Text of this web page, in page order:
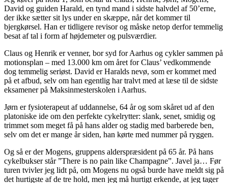
David og guiden Harald, en tynd mand i sidste halvdel af 50’erne,
der ikke sætter sit lys under en skæppe, når det kommer til
bjergkørsel. Han er tidligere revisor og måske netop derfor temmelig
besat af tal i form af højdemeter og pulsværdier.
Claus og Henrik er venner, bor syd for Aarhus og cykler sammen på
motionsplan – med 13.000 km om året for Claus’ vedkommende
dog temmelig seriøst. David er Haralds nevø, som er kommet med
på et afbud, selv om han egentlig har tralvt med at læse til de sidste
eksamener på Maksinmesterskolen i Aarhus.
Jørn er fysioterapeut af uddannelse, 64 år og som skåret ud af den
platoniske ide om den perfekte cykelrytter: slank, senet, smidig og
trimmet som meget få på hans alder og stadig med barberede ben,
selv om det er mange år siden, han kørte med nummer på ryggen.
Og så er der Mogens, gruppens alderspræsident på 65 år. På hans
cykelbukser står ”There is no pain like Champagne”. Javel ja… Før
turen tvivler jeg lidt på, om Mogens nu også burde have meldt sig på
det hurtigste af de tre hold, men jeg må hurtigt erkende, at jeg tager